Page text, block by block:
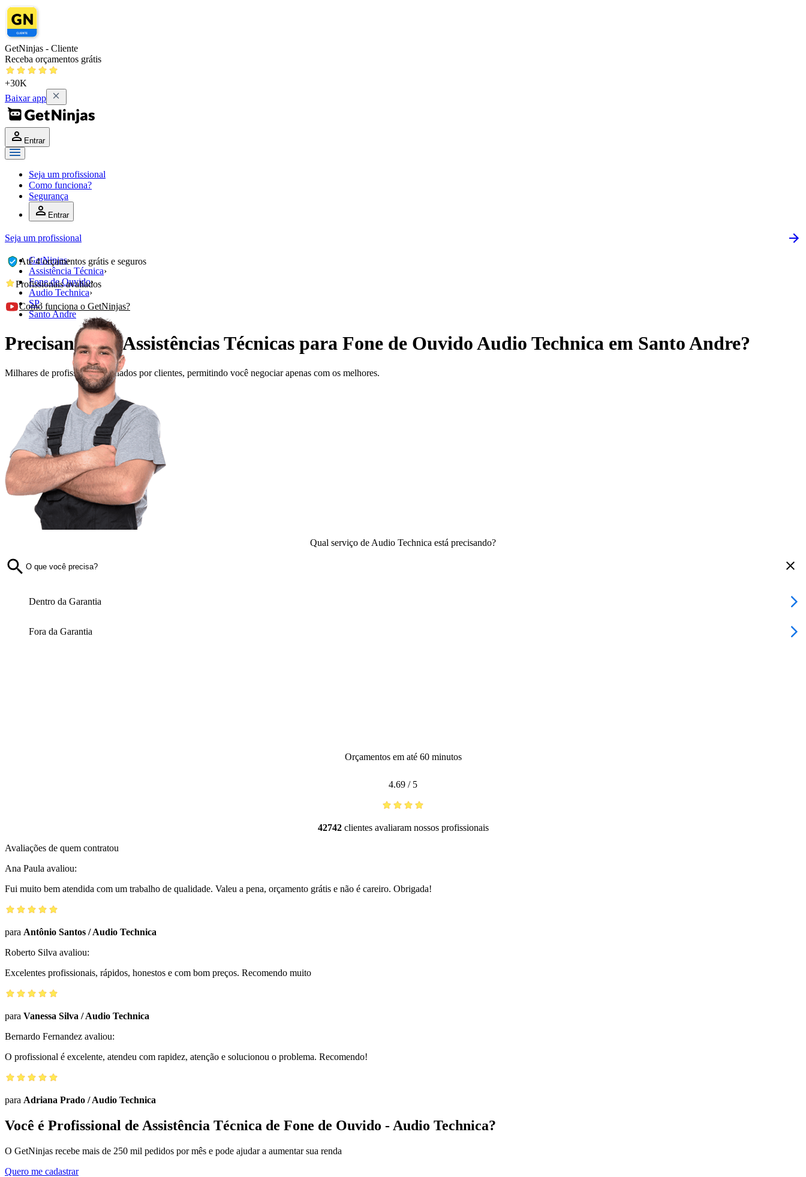
GetNinjas - Cliente
Receba orçamentos grátis
+30K
Baixar app
Entrar
Seja um profissional
Como funciona?
Segurança
Entrar
Seja um profissional
GetNinjas›
Assistência Técnica›
Fone de Ouvido›
Audio Technica›
SP›
Santo Andre
Precisando de Assistências Técnicas para Fone de Ouvido Audio Technica em Santo Andre?
Milhares de profissionais avaliados por clientes, permitindo você negociar apenas com os melhores.
Até 4 orçamentos grátis e seguros
Profissionais avaliados
Como funciona o GetNinjas?
Qual serviço de Audio Technica está precisando?
Dentro da Garantia
Fora da Garantia
Orçamentos em até 60 minutos
4.69 / 5
42742clientes avaliaram nossos profissionais
Avaliações de quem contratou
Ana Paula avaliou:
Fui muito bem atendida com um trabalho de qualidade. Valeu a pena, orçamento grátis e não é careiro. Obrigada!
para Antônio Santos /Audio Technica
Roberto Silva avaliou:
Excelentes profissionais, rápidos, honestos e com bom preços. Recomendo muito
para Vanessa Silva /Audio Technica
Bernardo Fernandez avaliou:
O profissional é excelente, atendeu com rapidez, atenção e solucionou o problema. Recomendo!
para Adriana Prado /Audio Technica
Você é Profissional de Assistência Técnica de Fone de Ouvido - Audio Technica?
O GetNinjas recebe mais de 250 mil pedidos por mês e pode ajudar a aumentar sua renda
Quero me cadastrar